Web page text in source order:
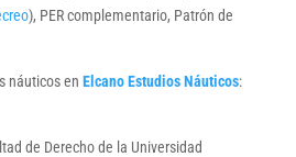
), PER complementario, Patrón de
náuticos en Elcano Estudios Náuticos:
de Derecho de la Universidad